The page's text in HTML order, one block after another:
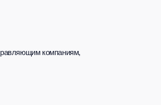
компаниям,